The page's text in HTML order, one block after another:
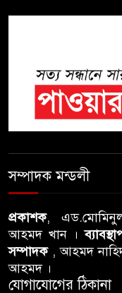
সম্পাদক মন্ডলী
প্রকাশক,
আহমদ খান ।
সম্পাদক, আহমদ
আহমদ ।
যোগাযোগের ঠিকানা